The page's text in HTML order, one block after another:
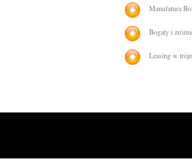
Manufatura
Bogaty i
Leasing w